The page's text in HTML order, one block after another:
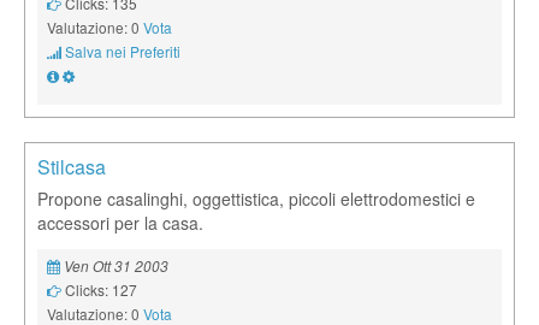
Valutazione: 0 Vota
Salva nei Preferiti
Stilcasa
Propone casalinghi, oggettistica, piccoli elettrodomestici e
accessori per la casa.
Ven Ott 31 2003
Clicks: 127
Valutazione: 0 Vota